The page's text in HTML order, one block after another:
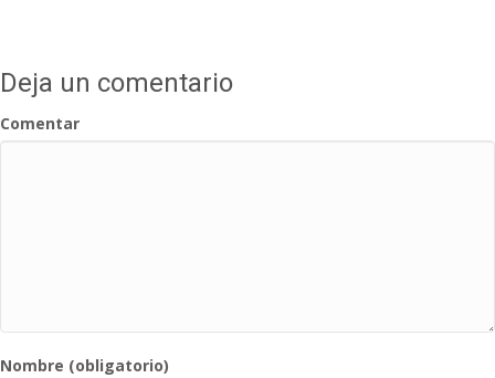
Deja un comentario
Comentar
Nombre (obligatorio)